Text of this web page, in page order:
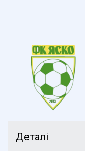
Деталі